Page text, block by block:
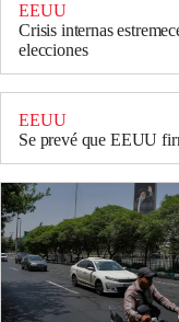
EEUU
Crisis internas
elecciones
EEUU
Se prevé que EEUU